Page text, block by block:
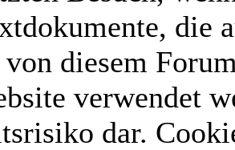
die
diesem
verwendet
dar.